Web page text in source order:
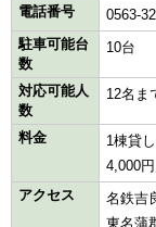
電話番号
0563-
駐車可能台
数
10台
対応可能人
数
12名ま
料金
1棟貸
4,000
アクセス
名鉄吉
東名蒲